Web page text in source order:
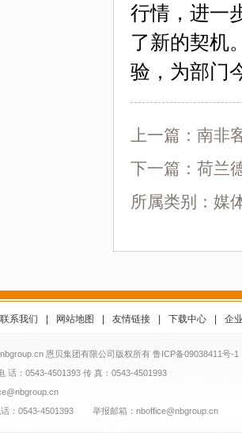
行情，进一
了新的契机
验，为部门
上一篇： 南非
下一篇： 荷兰
所属类别：媒
联系我们 网站地图 友情链接 下载中心 企
恩贝集团有限公司版权所有 鲁ICP备09038411号-1
话：0543-4501393 传 真：0543-4501993
话：0543-4501393 举报邮箱：nboffice@nbgroup.cn